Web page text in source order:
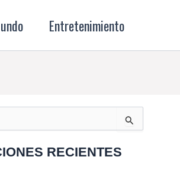
Entretenimiento
RECIENTES